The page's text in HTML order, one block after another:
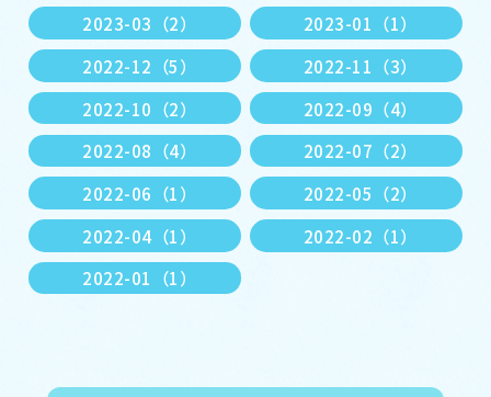
2023-03（2）
2023-01（1）
2022-12（5）
2022-11（3）
2022-10（2）
2022-09（4）
2022-08（4）
2022-07（2）
2022-06（1）
2022-05（2）
2022-04（1）
2022-02（1）
2022-01（1）